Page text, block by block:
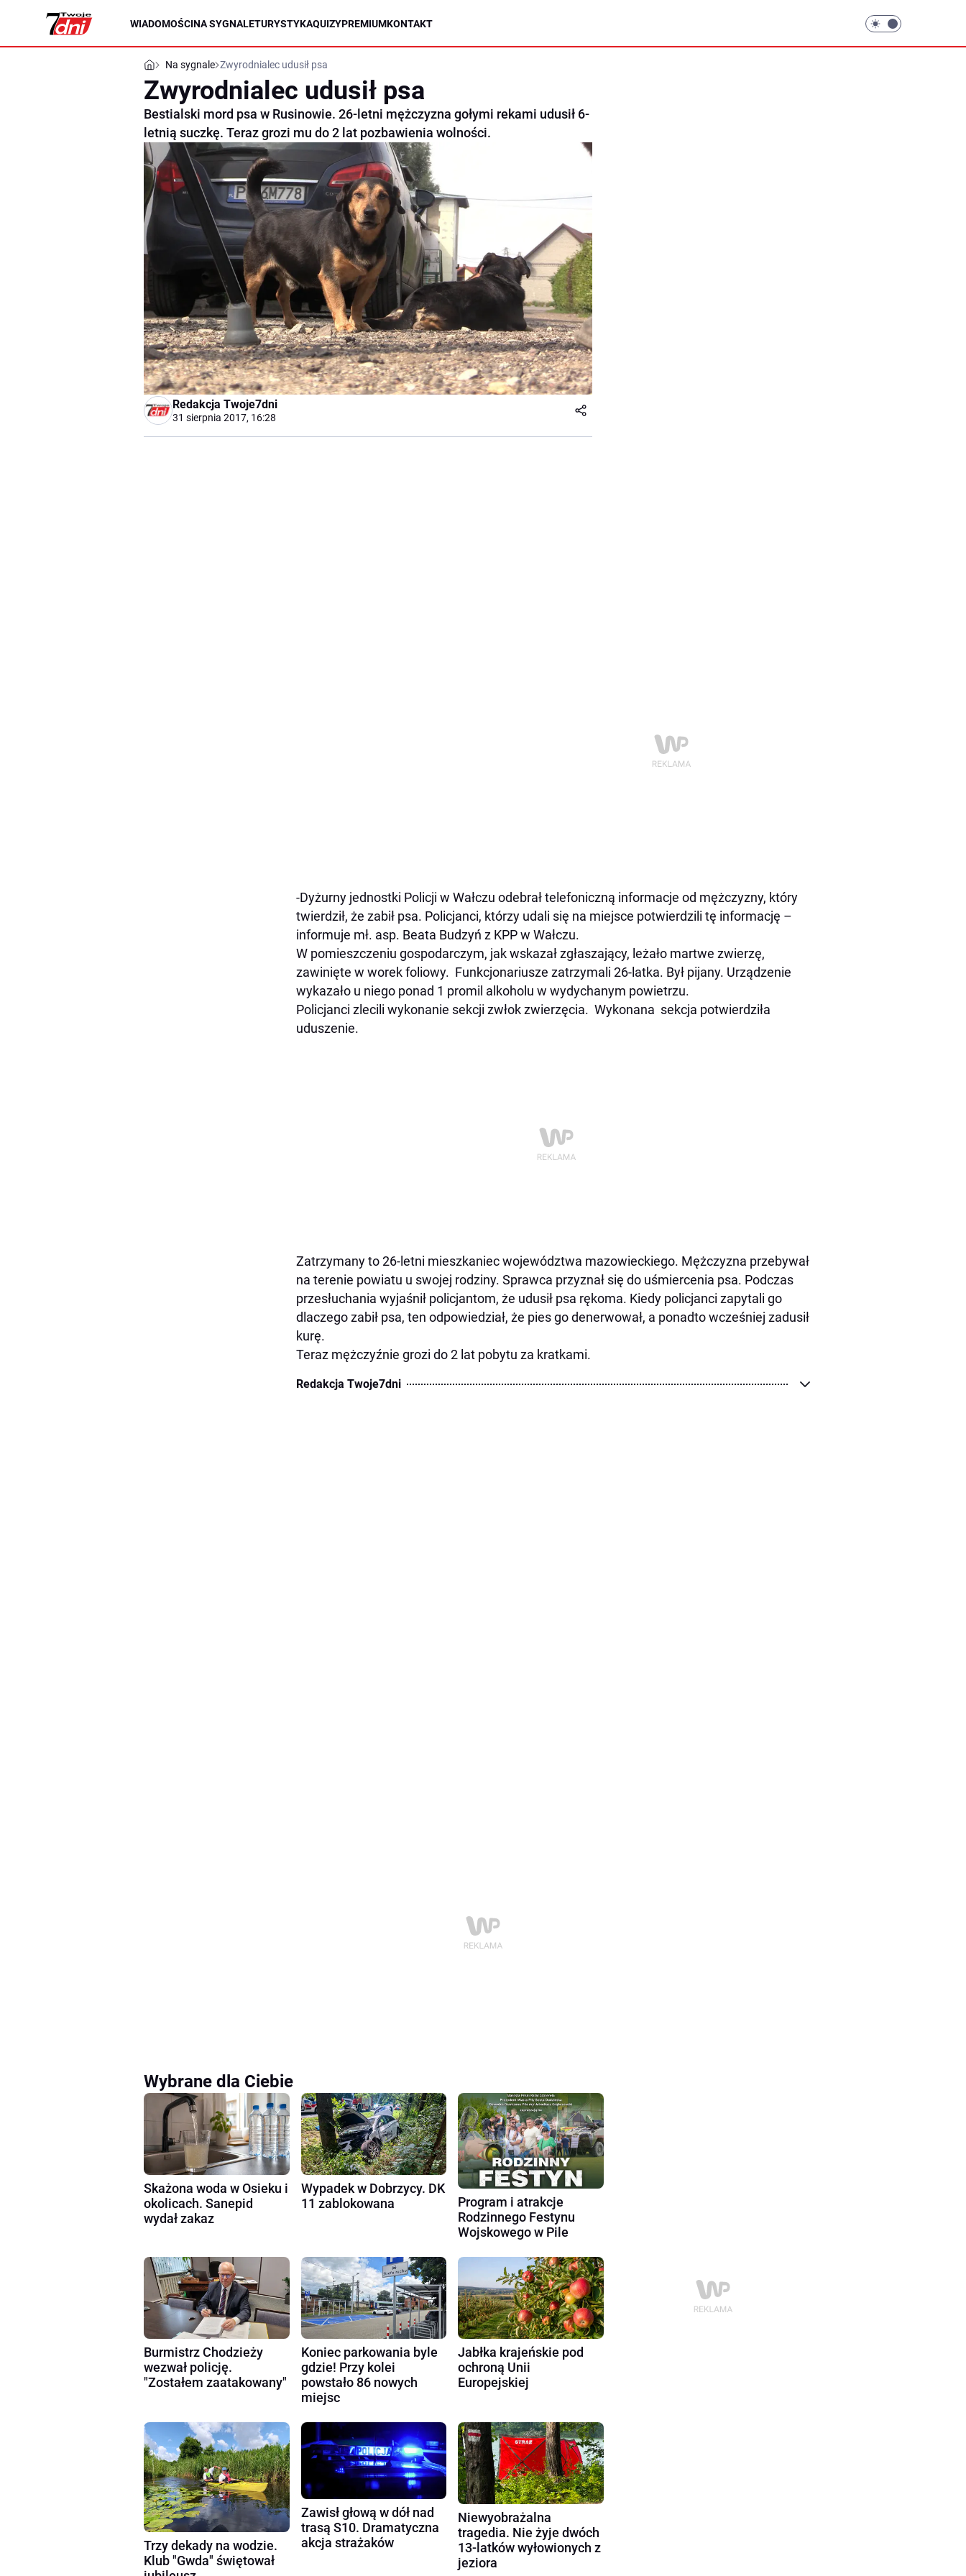
WIADOMOŚCINA SYGNALETURYSTYKAQUIZYPREMIUMKONTAKT
Na sygnale Zwyrodnialec udusił psa
Zwyrodnialec udusił psa
Bestialski mord psa w Rusinowie. 26-letni mężczyzna gołymi rekami udusił 6-
letnią suczkę. Teraz grozi mu do 2 lat pozbawienia wolności.
Redakcja Twoje7dni
31 sierpnia 2017, 16:28
-Dyżurny jednostki Policji w Wałczu odebrał telefoniczną informacje od mężczyzny, który
twierdził, że zabił psa. Policjanci, którzy udali się na miejsce potwierdzili tę informację –
informuje mł. asp. Beata Budzyń z KPP w Wałczu.
W pomieszczeniu gospodarczym, jak wskazał zgłaszający, leżało martwe zwierzę,
zawinięte w worek foliowy. Funkcjonariusze zatrzymali 26-latka. Był pijany. Urządzenie
wykazało u niego ponad 1 promil alkoholu w wydychanym powietrzu.
Policjanci zlecili wykonanie sekcji zwłok zwierzęcia. Wykonana sekcja potwierdziła
uduszenie.
Zatrzymany to 26-letni mieszkaniec województwa mazowieckiego. Mężczyzna przebywał
na terenie powiatu u swojej rodziny. Sprawca przyznał się do uśmiercenia psa. Podczas
przesłuchania wyjaśnił policjantom, że udusił psa rękoma. Kiedy policjanci zapytali go
dlaczego zabił psa, ten odpowiedział, że pies go denerwował, a ponadto wcześniej zadusił
kurę.
Teraz mężczyźnie grozi do 2 lat pobytu za kratkami.
Redakcja Twoje7dni
Wybrane dla Ciebie
Skażona woda w Osieku i
okolicach. Sanepid
wydał zakaz
Wypadek w Dobrzycy. DK
11 zablokowana
Program i atrakcje
Rodzinnego Festynu
Wojskowego w Pile
Burmistrz Chodzieży
wezwał policję.
"Zostałem zaatakowany"
Koniec parkowania byle
gdzie! Przy kolei
powstało 86 nowych
miejsc
Jabłka krajeńskie pod
ochroną Unii
Europejskiej
Trzy dekady na wodzie.
Klub "Gwda" świętował
Zawisł głową w dół nad
trasą S10. Dramatyczna
akcja strażaków
Niewyobrażalna
tragedia. Nie żyje dwóch
13-latków wyłowionych z
jeziora